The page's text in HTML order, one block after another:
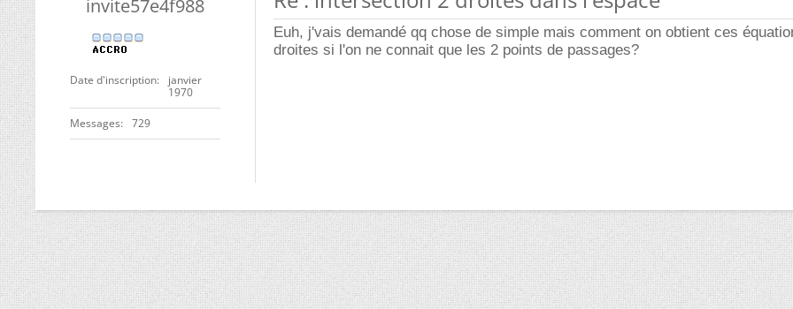
invite57e4f988
Date d'inscription
janvier
1970
Messages 729
Euh, j'vais demandé qq chose de simple mais comment on obtient ces
droites si l'on ne connait que les 2 points de passages?